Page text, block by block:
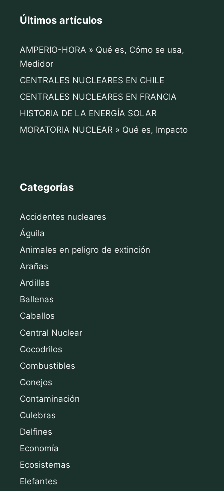
Últimos artículos
AMPERIO-HORA » Qué es, Cómo se usa,
Medidor
CENTRALES NUCLEARES EN CHILE
CENTRALES NUCLEARES EN FRANCIA
HISTORIA DE LA ENERGÍA SOLAR
MORATORIA NUCLEAR » Qué es, Impacto
Categorías
Accidentes nucleares
Águila
Animales en peligro de extinción
Arañas
Ardillas
Ballenas
Caballos
Central Nuclear
Cocodrilos
Combustibles
Conejos
Contaminación
Culebras
Delfines
Economía
Ecosistemas
Elefantes